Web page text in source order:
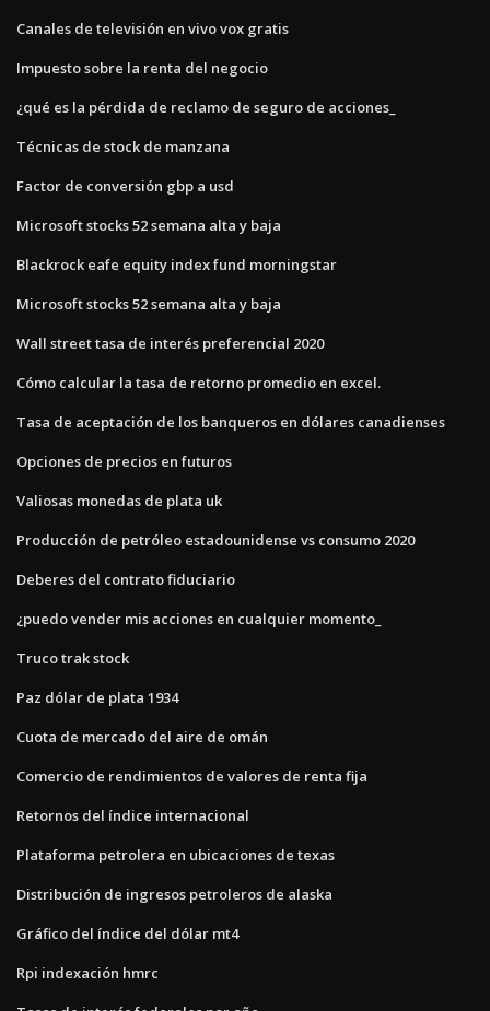
Canales de televisión en vivo vox gratis
Impuesto sobre la renta del negocio
¿qué es la pérdida de reclamo de seguro de acciones_
Técnicas de stock de manzana
Factor de conversión gbp a usd
Microsoft stocks 52 semana alta y baja
Blackrock eafe equity index fund morningstar
Microsoft stocks 52 semana alta y baja
Wall street tasa de interés preferencial 2020
Cómo calcular la tasa de retorno promedio en excel.
Tasa de aceptación de los banqueros en dólares canadienses
Opciones de precios en futuros
Valiosas monedas de plata uk
Producción de petróleo estadounidense vs consumo 2020
Deberes del contrato fiduciario
¿puedo vender mis acciones en cualquier momento_
Truco trak stock
Paz dólar de plata 1934
Cuota de mercado del aire de omán
Comercio de rendimientos de valores de renta fija
Retornos del índice internacional
Plataforma petrolera en ubicaciones de texas
Distribución de ingresos petroleros de alaska
Gráfico del índice del dólar mt4
Rpi indexación hmrc